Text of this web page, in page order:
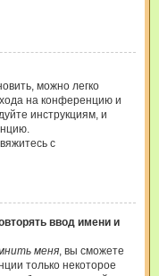
можно легко
на конференцию и
инструкциям, и
с
ввод имени и
меня, вы сможете
только некоторое